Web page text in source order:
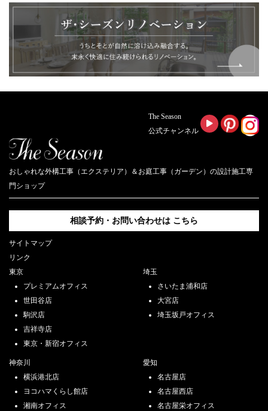
The Season
公式チャンネル
おしゃれな外構工事（エクステリア）＆お庭工事（ガーデン）の設計施工専
門ショップ
相談予約・お問い合わせは こちら
サイトマップ
リンク
東京
プレミアムオフィス
世田谷店
駒沢店
吉祥寺店
東京・新宿オフィス
愛知
名古屋店
名古屋西店
名古屋栄オフィス
神奈川
横浜港北店
ヨコハマくらし館店
湘南オフィス
埼玉
さいたま浦和店
大宮店
埼玉坂戸オフィス